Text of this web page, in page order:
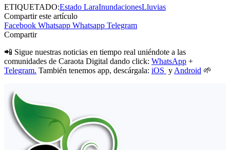
ETIQUETADO:Estado LaraInundacionesLluvias
Compartir este artículo
Facebook Whatsapp Whatsapp Telegram
Compartir
📲 Sigue nuestras noticias en tiempo real uniéndote a las
comunidades de Caraota Digital dando click: WhatsApp +
Telegram. También tenemos app, descárgala: iOS y Android 🌱